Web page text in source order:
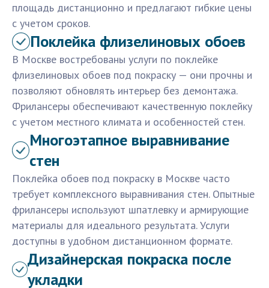
площадь дистанционно и предлагают гибкие цены
с учетом сроков.
Поклейка флизелиновых обоев
В Москве востребованы услуги по поклейке
флизелиновых обоев под покраску — они прочны и
позволяют обновлять интерьер без демонтажа.
Фрилансеры обеспечивают качественную поклейку
с учетом местного климата и особенностей стен.
Многоэтапное выравнивание
стен
Поклейка обоев под покраску в Москве часто
требует комплексного выравнивания стен. Опытные
фрилансеры используют шпатлевку и армирующие
материалы для идеального результата. Услуги
доступны в удобном дистанционном формате.
Дизайнерская покраска после
укладки